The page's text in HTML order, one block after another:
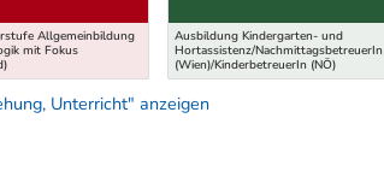
Allgemeinbildung
mit Fokus
Ausbildung Kindergarten- und
Hortassistenz/NachmittagsbetreuerIn
(Wien)/KinderbetreuerIn (NÖ)
Unterricht" anzeigen